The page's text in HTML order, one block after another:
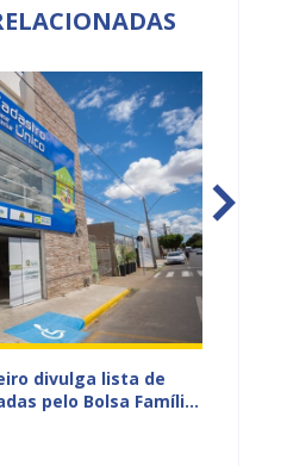
divulga lista de
pelo Bolsa Família